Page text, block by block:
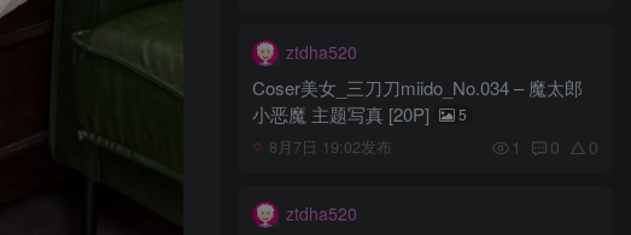
ztdha520
Coser美女_三刀刀miido_No.034 – 魔太郎
小恶魔 主题写真 [20P]
5
8月7日 19:02发布 1 0 0
ztdha520